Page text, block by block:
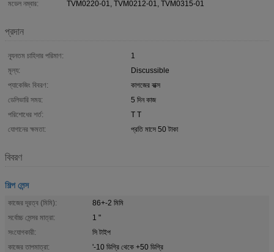
মডেল নম্বার:
TVM0220-01, TVM0212-01, TVM0315-01
প্রদান
ন্যূনতম চাহিদার পরিমাণ:
1
মূল্য:
Discussible
প্যাকেজিং বিবরণ:
কাগজের বাক্স
ডেলিভারি সময়:
5 দিন কাজ
পরিশোধের শর্ত:
T T
যোগানের ক্ষমতা:
প্রতি মাসে 50 টাকা
বিবরণ
শিল্প লেন্স
কাজের দূরত্ব (মিমি):
86+-2 মিমি
সর্বোচ্চ সেন্সর মাত্রা:
1 "
সংযোগকারী:
সি টাইপ
কাজের তাপমাত্রা:
'-10 ডিগ্রি থেকে +50 ডিগ্রি